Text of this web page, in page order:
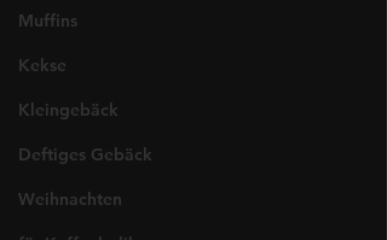
Muffins
Kekse
Kleingebäck
Deftiges Gebäck
Weihnachten